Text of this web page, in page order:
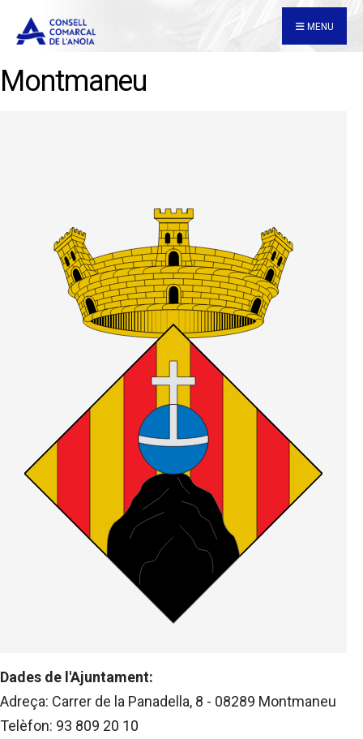
MENU
Montmaneu
Dades de l'Ajuntament:
Adreça: Carrer de la Panadella, 8 - 08289 Montmaneu
Telèfon: 93 809 20 10